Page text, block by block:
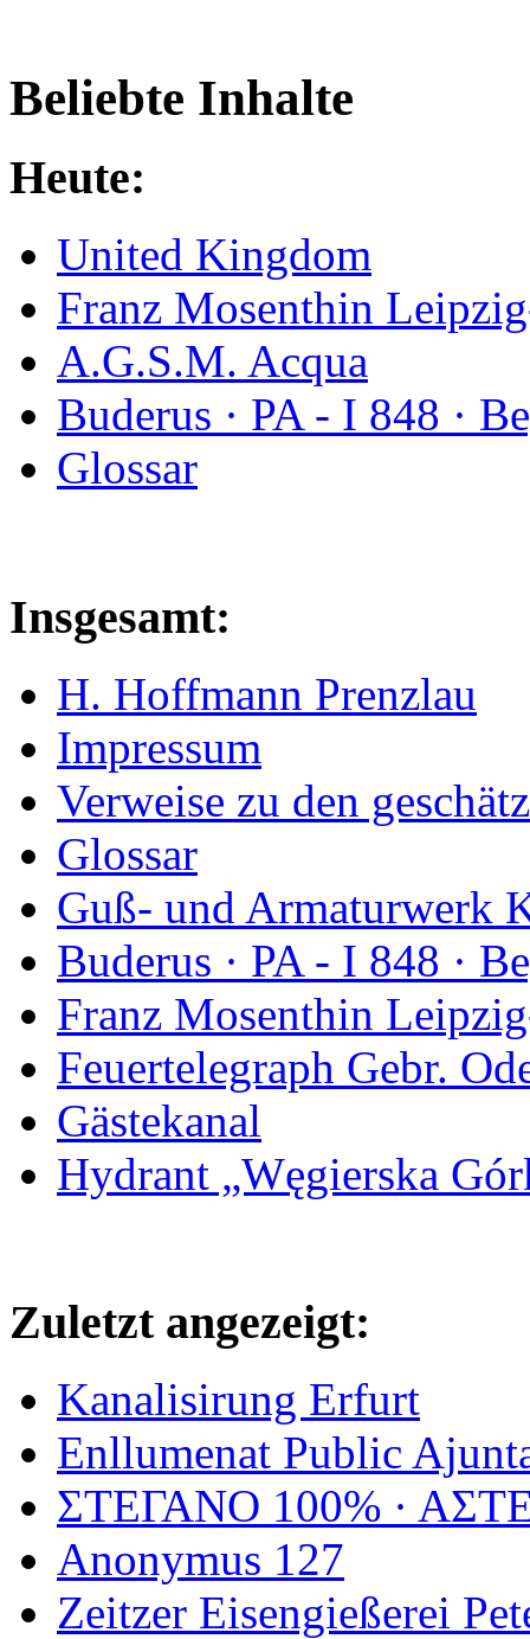
Beliebte Inhalte
Heute:
United Kingdom
Franz Mosenthin
A.G.S.M. Acqua
Buderus · PA - I 848 ·
Glossar
Insgesamt:
H. Hoffmann Prenzlau
Impressum
Verweise zu den
Glossar
Guß- und Armaturwerk
Buderus · PA - I 848 ·
Franz Mosenthin
Feuertelegraph Gebr.
Gästekanal
Hydrant „Węgierska
Zuletzt angezeigt:
Kanalisirung Erfurt
Enllumenat Public
ΣΤΕΓΑΝΟ 100% ·
Anonymus 127
Zeitzer Eisengießerei